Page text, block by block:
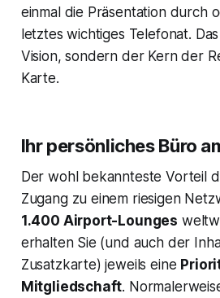
einmal die Präsentation durch
letztes wichtiges Telefonat.
Vision, sondern der Kern der
Karte.
Ihr persönliches Büro
Der wohl bekannteste Vorteil
Zugang zu einem riesigen
1.400 Airport-Lounges
erhalten Sie (und auch der
Zusatzkarte) jeweils eine
Mitgliedschaft.